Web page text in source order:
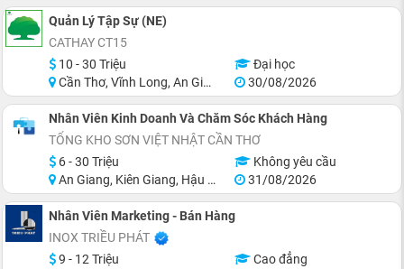
Quản Lý Tập Sự (NE)
CATHAY CT15
10 - 30 Triệu
Đại học
Cần Thơ, Vĩnh Long, An Giang, Hậu Giang, Hồ Chí Minh
30/08/2026
Nhân Viên Kinh Doanh Và Chăm Sóc Khách Hàng
TỔNG KHO SƠN VIỆT NHẬT CẦN THƠ
6 - 30 Triệu
Không yêu cầu
An Giang, Kiên Giang, Hậu Giang, Sóc Trăng, Bạc Liêu, Cà Mau
31/08/2026
Nhân Viên Marketing - Bán Hàng
INOX TRIỀU PHÁT
9 - 12 Triệu
Cao đẳng